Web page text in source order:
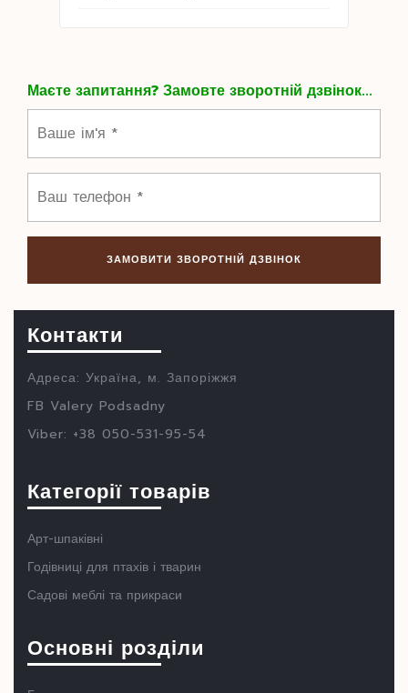
Маєте запитання? Замовте зворотній дзвінок...
Контакти
Адреса: Україна, м. Запоріжжя
FB Valery Podsadny
Viber: +38 050-531-95-54
Категорії товарів
Арт-шпаківні
Годівниці для птахів і тварин
Садові меблі та прикраси
Основні розділи